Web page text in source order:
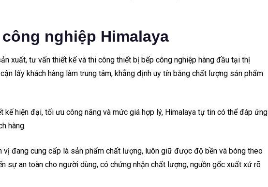
nghiệp Himalaya
xuất, tư vấn thiết kế và thi công thiết bị bếp công nghiệp hàng đầu tại thị
lấy khách hàng làm trung tâm, khẳng định uy tín bằng chất lượng sản phẩm
kế hiện đại, tối ưu công năng và mức giá hợp lý, Himalaya tự tin có thể đáp ứng
hàng.
vị đang cung cấp là sản phẩm chất lượng, luôn giữ được độ bền và bóng theo
sự an toàn cho người dùng, có chứng nhận chất lượng, nguồn gốc xuất xứ rõ